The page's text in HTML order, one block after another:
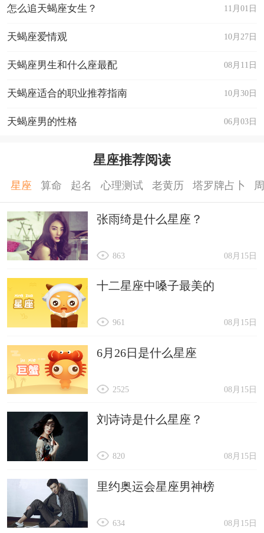
11月01日
怎么追天蝎座女生？
10月27日
天蝎座爱情观
08月11日
天蝎座男生和什么座最配
10月30日
天蝎座适合的职业推荐指南
06月03日
天蝎座男的性格
星座推荐阅读
星座 算命 起名 心理测试 老黄历 塔罗牌占卜
张雨绮是什么星座？
08月15日
863
十二星座中嗓子最美的
08月15日
961
6月26日是什么星座
08月15日
2525
刘诗诗是什么星座？
08月15日
820
里约奥运会星座男神榜
08月15日
634